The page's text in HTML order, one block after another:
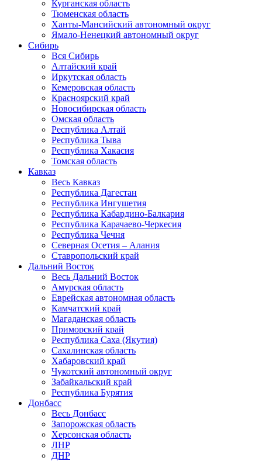
Курганская область
Тюменская область
Ханты-Мансийский автономный округ
Ямало-Ненецкий автономный округ
Сибирь
Вся Сибирь
Алтайский край
Иркутская область
Кемеровская область
Красноярский край
Новосибирская область
Омская область
Республика Алтай
Республика Тыва
Республика Хакасия
Томская область
Кавказ
Весь Кавказ
Республика Дагестан
Республика Ингушетия
Республика Кабардино-Балкария
Республика Карачаево-Черкесия
Республика Чечня
Северная Осетия – Алания
Ставропольский край
Дальний Восток
Весь Дальний Восток
Амурская область
Еврейская автономная область
Камчатский край
Магаданская область
Приморский край
Республика Саха (Якутия)
Сахалинская область
Хабаровский край
Чукотский автономный округ
Забайкальский край
Республика Бурятия
Донбасс
Весь Донбасс
Запорожская область
Херсонская область
ЛНР
ДНР